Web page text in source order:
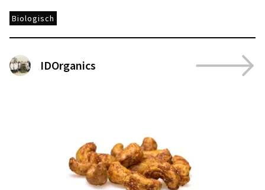
Biologisch
IDOrganics